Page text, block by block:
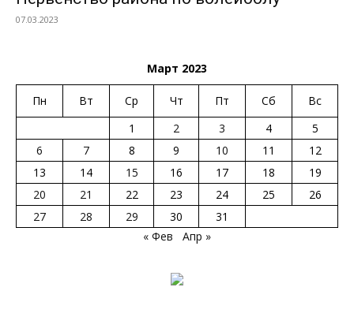
07.03.2023
Март 2023
Пн Вт Ср Чт Пт Сб
Вс
1
2 3 4
5
6
7 8 9 10 11
12
13
14 15 16 17 18
19
20
21 22 23 24 25
26
27
28 29 30
31
« Фев
Апр »